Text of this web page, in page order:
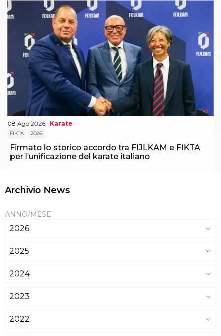
08 Ago 2026 Karate
FIKTA 2026
Firmato lo storico accordo tra FIJLKAM e FIKTA
per l’unificazione del karate italiano
Archivio News
ANNO/MESE
2026
2025
2024
2023
2022